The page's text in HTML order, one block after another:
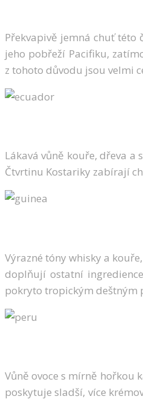
Překvapivě jemná chuť této
jeho pobřeží Pacifiku,
z tohoto důvodu jsou velmi
Lákavá vůně kouře, dřeva
Čtvrtinu Kostariky zabírají
Výrazné tóny whisky a
doplňují ostatní
pokryto tropickým deštným
Vůně ovoce s mírně hořkou
poskytuje sladší, více